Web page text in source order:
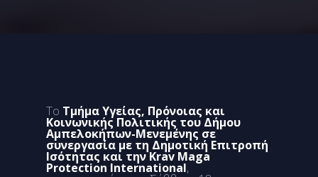
Το Τμήμα Υγείας, Πρόνοιας και
Κοινωνικής Πολιτικής του Δήμου
Αμπελοκήπων-Μενεμένης σε
συνεργασία με τη Δημοτική Επιτροπή
Ισότητας και την Krav Maga
Protection International,